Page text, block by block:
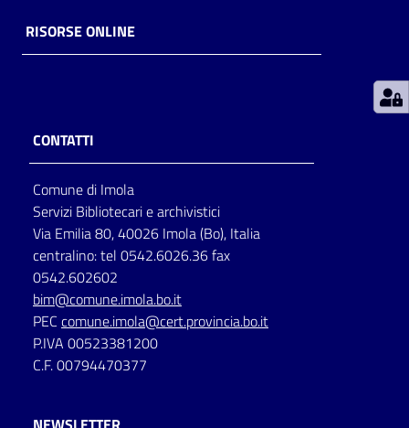
Decentrate
Seguici
su
RISORSE ONLINE
CONTATTI
Comune di Imola
Servizi Bibliotecari e archivistici
Via Emilia 80, 40026 Imola (Bo), Italia
centralino: tel 0542.6026.36 fax
0542.602602
bim@comune.imola.bo.it
PEC comune.imola@cert.provincia.bo.it
P.IVA 00523381200
C.F. 00794470377